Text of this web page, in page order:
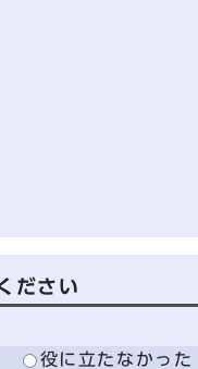
ださい
役に立たなかった